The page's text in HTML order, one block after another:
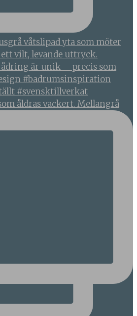
åldras vackert. Mellangrå